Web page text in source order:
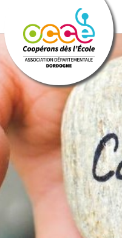
L'OCCE
PÉDAGOGIE
COOPÉRATIVE
ENTAU | COOP'BLOG
FORMATIONS
PRETS | SERVICES